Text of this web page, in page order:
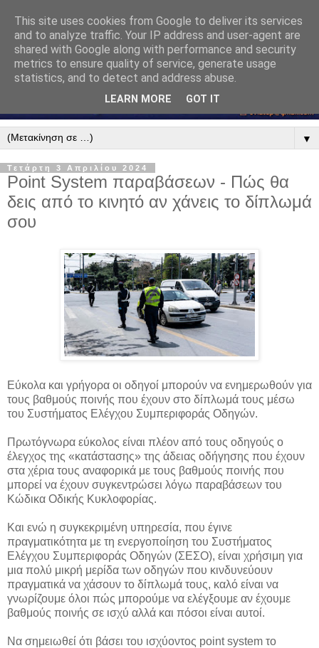
▼
Τετάρτη 3 Απριλίου 2024
Point System παραβάσεων - Πώς θα
δεις από το κινητό αν χάνεις το δίπλωμά
σου
Εύκολα και γρήγορα οι οδηγοί μπορούν να ενημερωθούν για
τους βαθμούς ποινής που έχουν στο δίπλωμά τους μέσω
του Συστήματος Ελέγχου Συμπεριφοράς Οδηγών.
Πρωτόγνωρα εύκολος είναι πλέον από τους οδηγούς ο
έλεγχος της «κατάστασης» της άδειας οδήγησης που έχουν
στα χέρια τους αναφορικά με τους βαθμούς ποινής που
μπορεί να έχουν συγκεντρώσει λόγω παραβάσεων του
Κώδικα Οδικής Κυκλοφορίας.
Και ενώ η συγκεκριμένη υπηρεσία, που έγινε
πραγματικότητα με τη ενεργοποίηση του Συστήματος
Ελέγχου Συμπεριφοράς Οδηγών (ΣΕΣΟ), είναι χρήσιμη για
μια πολύ μικρή μερίδα των οδηγών που κινδυνεύουν
πραγματικά να χάσουν το δίπλωμά τους, καλό είναι να
γνωρίζουμε όλοι πώς μπορούμε να ελέγξουμε αν έχουμε
βαθμούς ποινής σε ισχύ αλλά και πόσοι είναι αυτοί.
Να σημειωθεί ότι βάσει του ισχύοντος point system το
This site uses cookies from Google to deliver its services
and to analyze traffic. Your IP address and user-agent are
shared with Google along with performance and security
metrics to ensure quality of service, generate usage
statistics, and to detect and address abuse.
LEARN MORE GOT IT